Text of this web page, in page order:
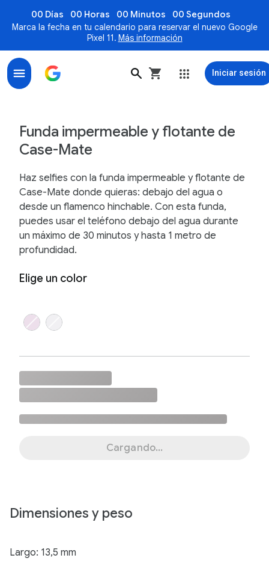
00 Días 00 Horas 00 Minutos
00 Segundos
Marca la fecha en tu calendario para reservar el nuevo Google
Pixel 11. Más información
Iniciar sesión
Funda impermeable y flotante de
Case-Mate
Haz selfies con la funda impermeable y flotante de
Case-Mate donde quieras: debajo del agua o
desde un flamenco hinchable. Con esta funda,
puedes usar el teléfono debajo del agua durante
un máximo de 30 minutos y hasta 1 metro de
profundidad.
Elige un color
Cargando…
Dimensiones y peso
Largo: 13,5 mm